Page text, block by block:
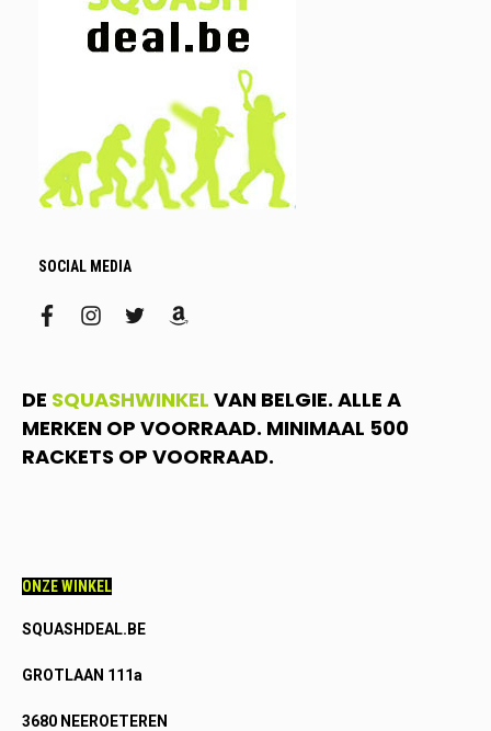
SOCIAL MEDIA
facebookinstagram
twitteramazon
DE SQUASHWINKEL VAN BELGIE. ALLE A
MERKEN OP VOORRAAD. MINIMAAL 500
RACKETS OP VOORRAAD.
ONZE WINKEL
SQUASHDEAL.BE
GROTLAAN 111a
3680 NEEROETEREN